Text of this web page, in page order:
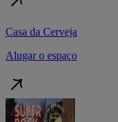
Casa da Cerveja
Alugar o espaço